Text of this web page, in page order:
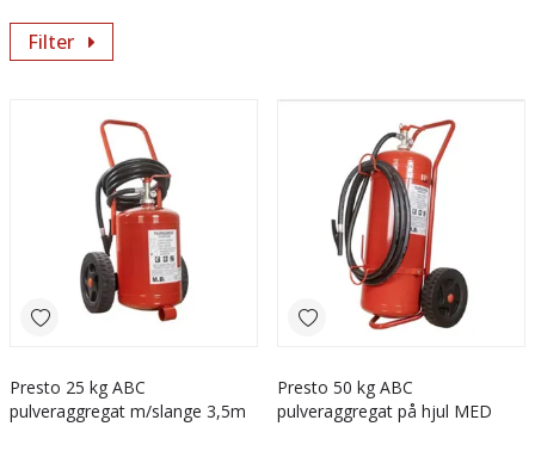
Filter
Presto 25 kg ABC
pulveraggregat m/slange 3,5m
Presto 50 kg ABC
pulveraggregat på hjul MED